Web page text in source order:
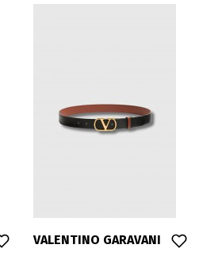
VALENTINO GARAVANI